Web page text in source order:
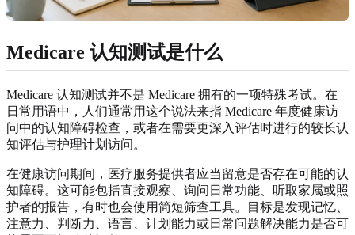
Medicare 认知测试是什么
Medicare 认知测试并不是 Medicare 拥有的一项特殊考试。在
日常用语中，人们通常用这个说法来指 Medicare 年度健康访
问中的认知障碍检查，或者在需要更深入评估时进行的较长认
知评估与护理计划访问。
在健康访问期间，医疗服务提供者应当留意是否存在可能的认
知障碍。这可能包括直接观察、询问日常功能、听取家属或照
护者的报告，有时也会使用简短筛查工具。目标是发现记忆、
注意力、判断力、语言、计划能力或日常问题解决能力是否可